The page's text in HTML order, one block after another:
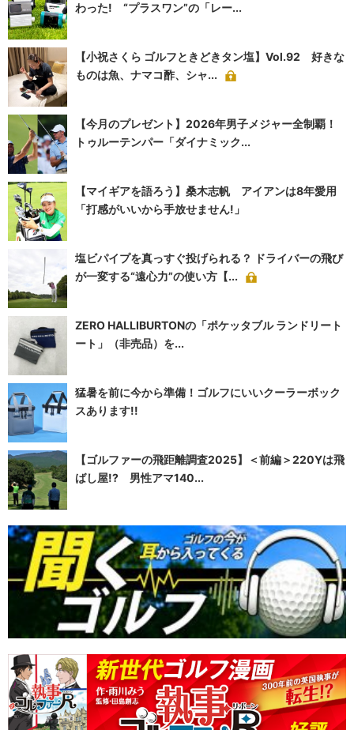
わった! “プラスワン”の「レー...
【小祝さくら ゴルフときどきタン塩】Vol.92 好きな
ものは魚、ナマコ酢、シャ...
【今月のプレゼント】2026年男子メジャー全制覇！
トゥルーテンパー「ダイナミック...
【マイギアを語ろう】桑木志帆 アイアンは8年愛用
「打感がいいから手放せません!」
塩ビパイプを真っすぐ投げられる？ ドライバーの飛び
が一変する“遠心力”の使い方【...
ZERO HALLIBURTONの「ポケッタブル ランドリート
ート」（非売品）を...
猛暑を前に今から準備！ゴルフにいいクーラーボック
スあります!!
【ゴルファーの飛距離調査2025】＜前編＞220Yは飛
ばし屋!? 男性アマ140...